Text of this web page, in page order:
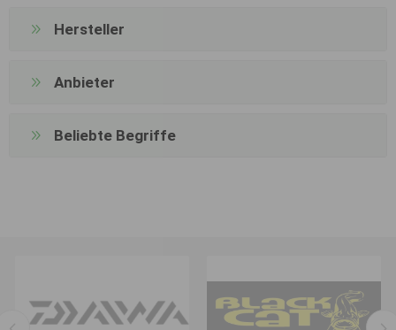
Hersteller
Anbieter
Beliebte Begriffe